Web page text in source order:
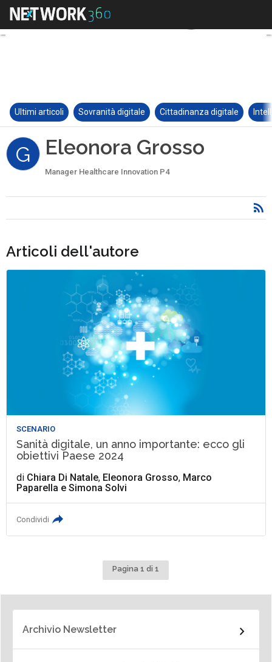
Ultimi articoli Sovranità digitale Cittadinanza digitale
G Eleonora Grosso
Manager Healthcare Innovation P4
Articoli dell'autore
SCENARIO
Sanità digitale, un anno importante: ecco gli
obiettivi Paese 2024
di Chiara Di Natale, Eleonora Grosso, Marco
Paparella eSimona Solvi
Condividi
Pagina 1 di 1
Archivio Newsletter